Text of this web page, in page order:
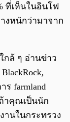
ที่เห็นในอินโฟ
งหนักว่ามาจาก
กล้ ๆ อ่านข่าว
ร farmland
าคุณเป็นนัก
านในกระทรวง